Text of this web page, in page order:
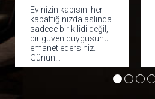
Evinizin kapısını her
kapattığınızda aslında
sadece bir kilidi değil,
bir güven duygusunu
emanet edersiniz.
Günün…